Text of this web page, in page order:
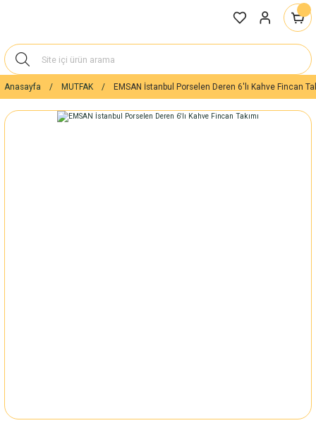
Anasayfa MUTFAK EMSAN İstanbul Porselen Deren 6'lı Kahve Fincan